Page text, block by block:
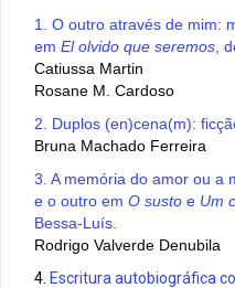
1. O outro através de mim:
em El olvido que seremos ,
Catiussa Martin
Rosane M. Cardoso
2. Duplos (en)cena(m):
Bruna Machado Ferreira
3. A memória do amor ou a
e o outro em O susto e Um
Bessa-Luís.
Rodrigo Valverde Denubila
4. Escritura autobiográfica